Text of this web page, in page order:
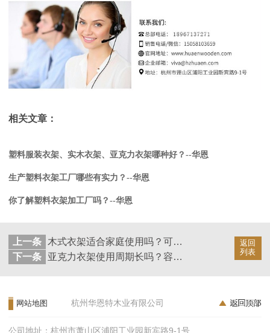
相关文章：
塑料服装衣架、实木衣架、亚克力衣架哪种好？--华恩
生产塑料衣架工厂哪些有实力？--华恩
你了解塑料衣架加工厂吗？--华恩
返回
列表
上一条
木式衣架适合家庭使用吗？可以定制吗？--华恩
下一条
亚克力衣架使用周期长吗？容易损坏吗？--华恩
网站地图 杭州华恩特木业有限公司
公司地址：杭州市萧山区浦阳工业园新宾路9-1号